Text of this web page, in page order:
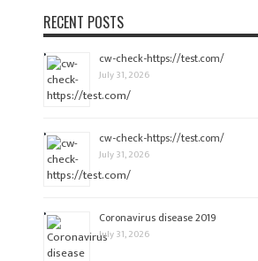
RECENT POSTS
cw-check-https://test.com/
July 31, 2026
cw-check-https://test.com/
July 31, 2026
Coronavirus disease 2019
July 31, 2026